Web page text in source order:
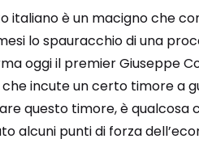
italiano è un macigno che
lo spauracchio di una
oggi il premier Giuseppe
incute un certo timore a
questo timore, è qualcosa
alcuni punti di forza